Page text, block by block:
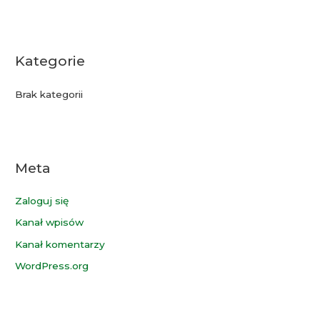
Kategorie
Brak kategorii
Meta
Zaloguj się
Kanał wpisów
Kanał komentarzy
WordPress.org